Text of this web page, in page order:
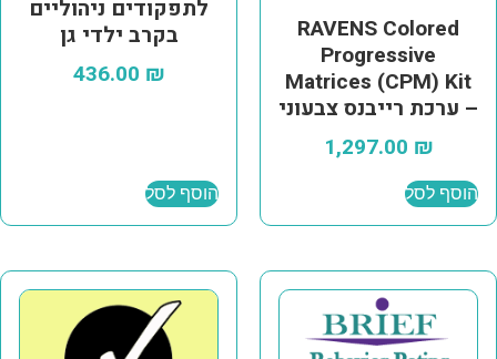
RAVENS Colored
Progressive
Matrices (CPM) Kit
– ערכת רייבנס צבעוני
1,297.00 ₪
הוסף לסל
לתפקודים ניהוליים
בקרב ילדי גן
436.00 ₪
הוסף לסל